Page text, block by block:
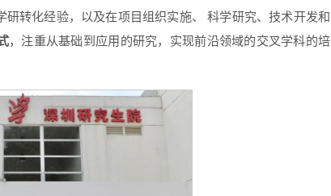
研转化经验，以及在项目组织实施、 科学研究、技术开发和
，注重从基础到应用的研究，实现前沿领域的交叉学科的培